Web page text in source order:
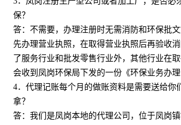
保？
答：不需要，办理注册时无需消防和环保批
先办理营业执照，在取得营业执照后再验收
了服务行业和批发零售行业外，其他行业在
会收到凤岗环保局下发的一份《环保业务办理
4．代理记账每个月的做账资料是需要送给你
拿？
答：我们是凤岗本地的代理公司，位于凤岗